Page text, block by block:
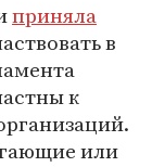
приняла
в
к
или